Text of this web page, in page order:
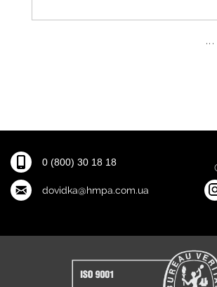
0 (800) 30 18 18
dovidka@hmpa.com.ua